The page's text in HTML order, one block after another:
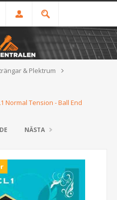
& Plektrum
Normal Tension - Ball End
NÄSTA